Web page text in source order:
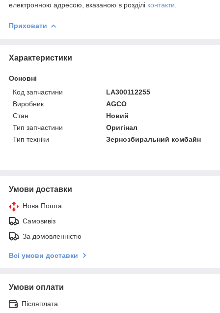
електронною адресою, вказаною в розділі контакти
Приховати
Характеристики
Основні
Код запчастини
LA300112255
Виробник
AGCO
Стан
Новий
Тип запчастини
Оригінал
Тип техніки
Зернозбиральний комбайн
Умови доставки
Нова Пошта
Самовивіз
За домовленністю
Всі умови доставки
Умови оплати
Післяплата